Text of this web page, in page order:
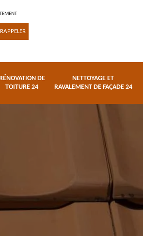
DE
TOITURE 24
NETTOYAGE ET
RAVALEMENT DE FAÇADE 24
de toiture
Urgence fuite de
toiture 24